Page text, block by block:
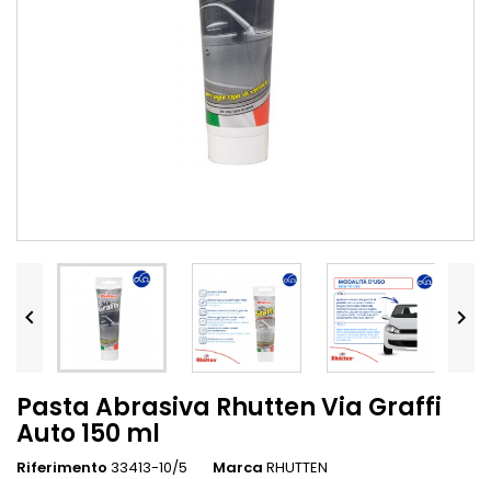
 
Pasta Abrasiva Rhutten Via Graffi
Auto 150 ml
Riferimento 33413-10/5 Marca RHUTTEN